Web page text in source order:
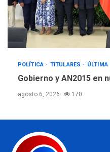
POLÍTICA TITULARES ÚLTIMA
Gobierno y AN2015 en
agosto 6, 2026 170